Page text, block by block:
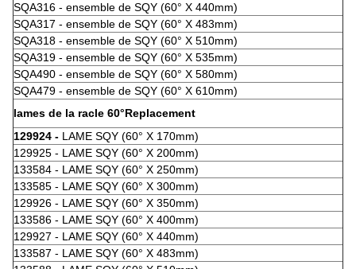
SQA316 - ensemble de SQY (60° X 440mm)
SQA317 - ensemble de SQY (60° X 483mm)
SQA318 - ensemble de SQY (60° X 510mm)
SQA319 - ensemble de SQY (60° X 535mm)
SQA490 - ensemble de SQY (60° X 580mm)
SQA479 - ensemble de SQY (60° X 610mm)
lames de la racle 60°Replacement
129924 - LAME SQY (60° X 170mm)
129925 - LAME SQY (60° X 200mm)
133584 - LAME SQY (60° X 250mm)
133585 - LAME SQY (60° X 300mm)
129926 - LAME SQY (60° X 350mm)
133586 - LAME SQY (60° X 400mm)
129927 - LAME SQY (60° X 440mm)
133587 - LAME SQY (60° X 483mm)